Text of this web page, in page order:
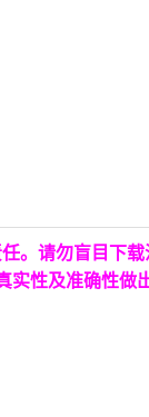
。请勿盲目下
性及准确性做